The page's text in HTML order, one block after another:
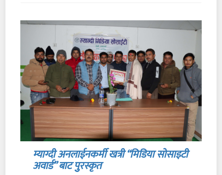
म्याग्दी अनलाईनकर्मी खत्री “मिडिया सोसाइटी
अवार्ड” बाट पुुरस्कृत